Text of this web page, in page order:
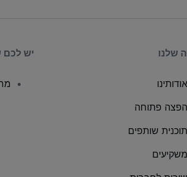
שלנו
אודותינו
הפצה פתוחה
תוכנית שותפים
משקיעים
יש לכם